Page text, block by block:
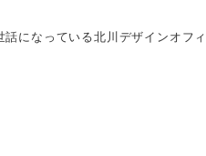
になっている北川デザインオフ